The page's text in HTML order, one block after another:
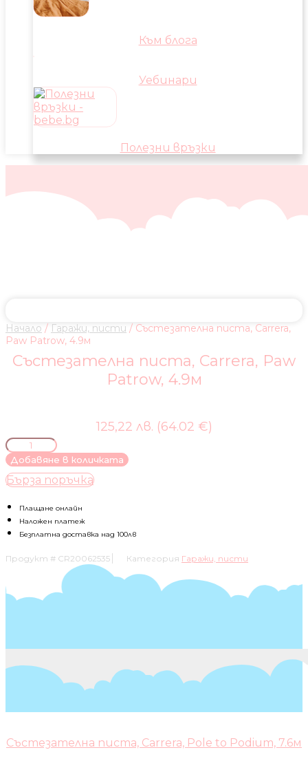
Към блога
Уебинари
Полезни връзки
Начало / Гаражи, писти / Състезателна писта, Carrera,
Paw Patrow, 4.9м
Състезателна писта, Carrera, Paw
Patrow, 4.9м
125,22 лв. (64.02 €)
количество
за
Състезателна
писта,
Paw
Patrow,
4.9м
Добавяне в количката
Бърза поръчка
Плащане онлайн
Наложен платеж
Безплатна доставка над 100лв
Продукт # CR20062535 Категория Гаражи, писти
Състезателна писта, Carrera, Pole to Podium, 7.6м